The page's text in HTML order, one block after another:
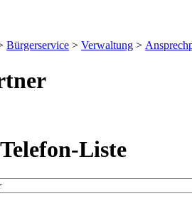
Bürgerservice > Verwaltung >
Liste